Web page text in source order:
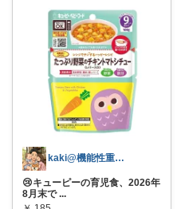
kaki@機能性重視パパ
😢キューピーの育児食、2026年
8月末で...